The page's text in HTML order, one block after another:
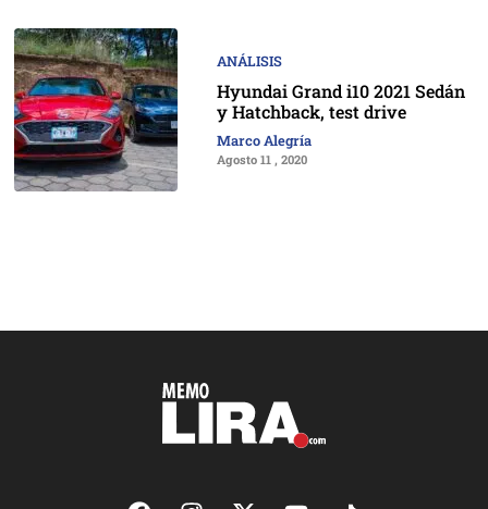
ANÁLISIS
Hyundai Grand i10 2021 Sedán
y Hatchback, test drive
Marco Alegría
Agosto 11 , 2020